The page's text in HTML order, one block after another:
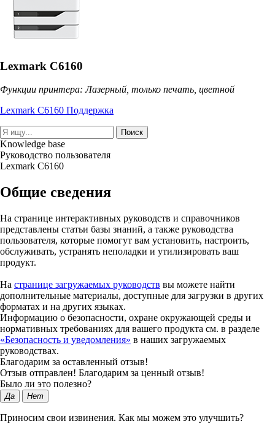
Lexmark C6160
Функции принтера: Лазерный, только печать, цветной
Lexmark C6160 Поддержка
Поиск
Knowledge base
Руководство пользователя
Lexmark C6160
Общие сведения
На странице интерактивных руководств и справочников
представлены статьи базы знаний, а также руководства
пользователя, которые помогут вам установить, настроить,
обслуживать, устранять неполадки и утилизировать ваш
продукт.
На странице загружаемых руководств вы можете найти
дополнительные материалы, доступные для загрузки в других
форматах и на других языках.
Информацию о безопасности, охране окружающей среды и
нормативных требованиях для вашего продукта см. в разделе
«Безопасность и уведомления» в наших загружаемых
руководствах.
Благодарим за оставленный отзыв!
Отзыв отправлен! Благодарим за ценный отзыв!
Было ли это полезно?
Да Нет
Приносим свои извинения. Как мы можем это улучшить?